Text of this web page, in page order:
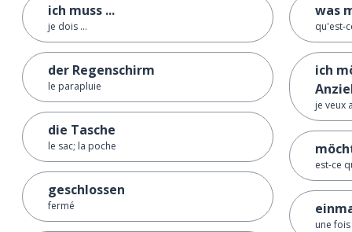
ich muss ...
je dois ...
der Regenschirm
le parapluie
die Tasche
le sac; la poche
geschlossen
fermé
was
qu'est-
ich
je veux
est-ce
une fois